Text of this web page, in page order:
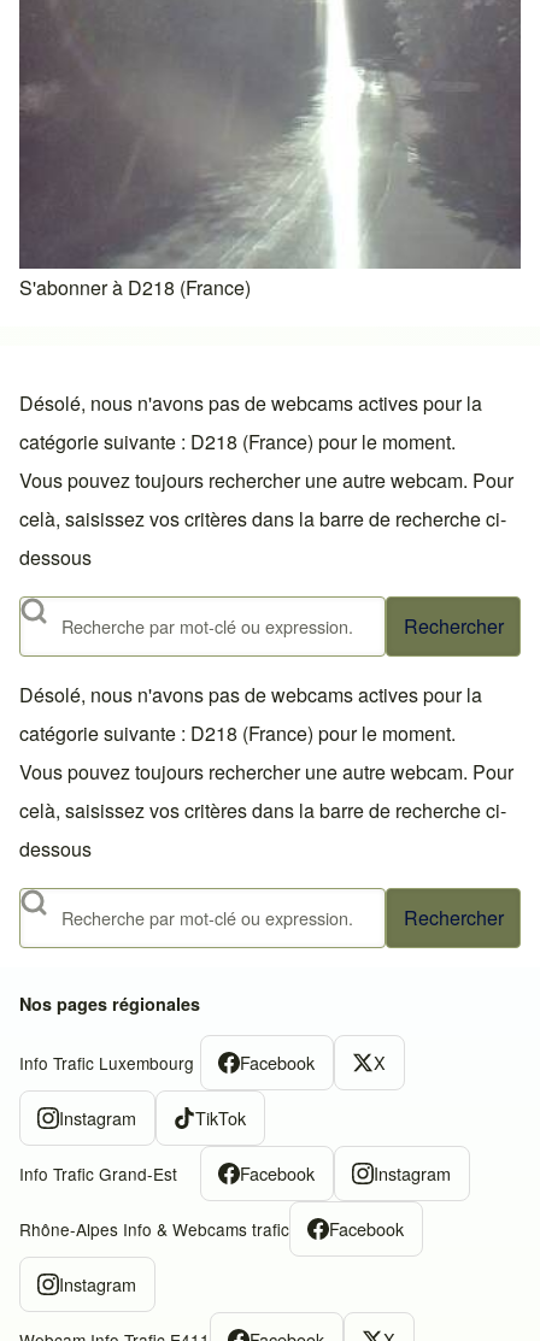
S'abonner à D218 (France)
Désolé, nous n'avons pas de webcams actives pour la
catégorie suivante : D218 (France) pour le moment.
Vous pouvez toujours rechercher une autre webcam. Pour
celà, saisissez vos critères dans la barre de recherche ci-
dessous
Rechercher
Désolé, nous n'avons pas de webcams actives pour la
catégorie suivante : D218 (France) pour le moment.
Vous pouvez toujours rechercher une autre webcam. Pour
celà, saisissez vos critères dans la barre de recherche ci-
dessous
Rechercher
Nos pages régionales
Info Trafic Luxembourg Facebook X
Instagram TikTok
Info Trafic Grand-Est Facebook Instagram
Rhône-Alpes Info & Webcams trafic Facebook
Instagram